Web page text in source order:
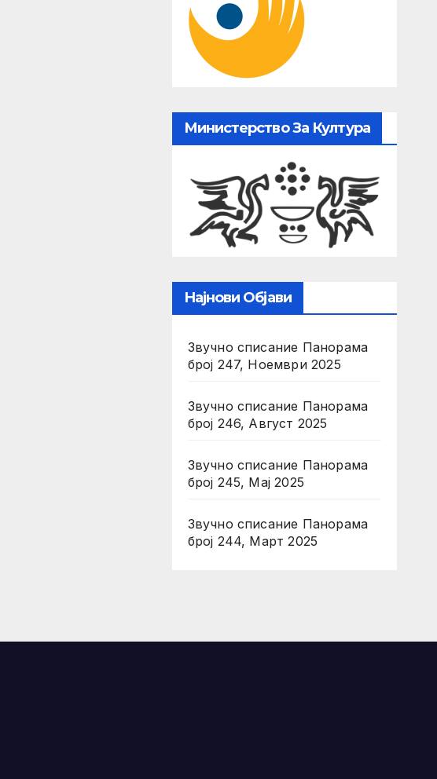
Министерство За Култура
Најнови Објави
Звучно списание Панорама
број 247, Ноември 2025
Звучно списание Панорама
број 246, Август 2025
Звучно списание Панорама
број 245, Мај 2025
Звучно списание Панорама
број 244, Март 2025